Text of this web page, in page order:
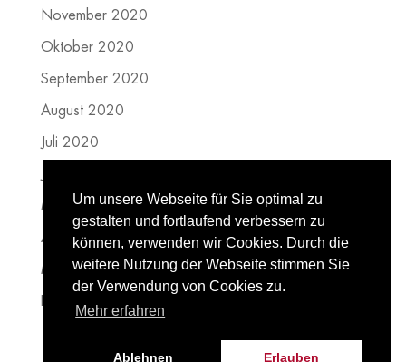
November 2020
Oktober 2020
September 2020
August 2020
Juli 2020
Mai 2020
April 2020
März 2020
Februar 2020
Um unsere Webseite für Sie optimal zu
gestalten und fortlaufend verbessern zu
können, verwenden wir Cookies. Durch die
weitere Nutzung der Webseite stimmen Sie
der Verwendung von Cookies zu.
Mehr erfahren
Ablehnen Erlauben